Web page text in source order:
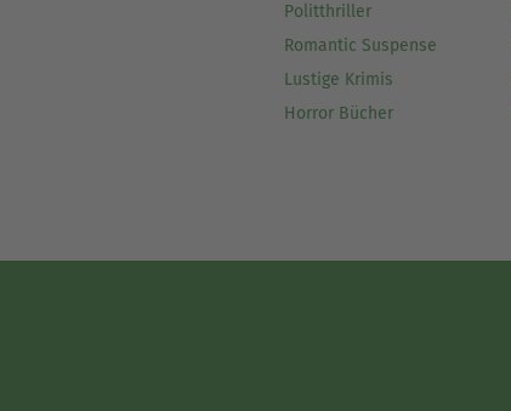
Politthriller
Romantic Suspense
Lustige Krimis
Horror Bücher